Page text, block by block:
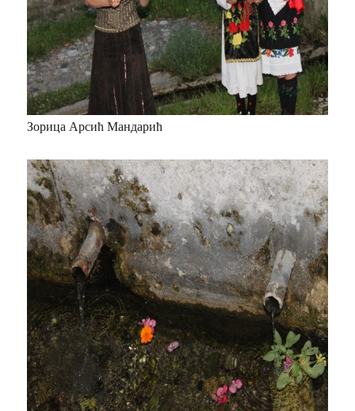
Зорица Арсић Мандарић